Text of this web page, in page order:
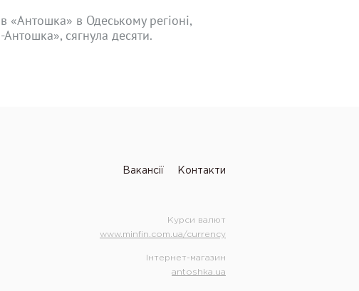
«Антошка» в Одеському регіоні,
сягнула десяти.
Вакансії Контакти
Курси валют
www.minfin.com.ua/currency
Інтернет-магазин
antoshka.ua